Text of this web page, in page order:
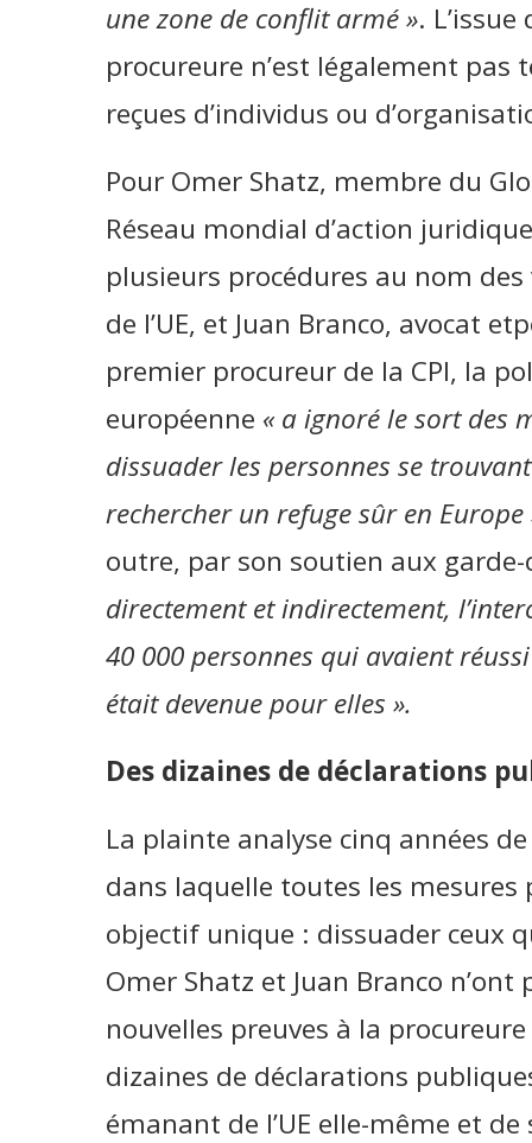
une zone de conflit armé ».
procureure n’est légalement
reçues d’individus ou
Pour Omer Shatz, membre du
Réseau mondial d’action
plusieurs procédures au nom
de l’UE, et Juan Branco, avocat
premier procureur de la CPI, la
européenne « a ignoré le sort des
dissuader les personnes se
rechercher un refuge sûr en
outre, par son soutien aux
directement et indirectement,
40 000 personnes qui avaient
était devenue pour elles ».
Des dizaines de déclarations
La plainte analyse cinq années
dans laquelle toutes les mesures
objectif unique : dissuader ceux
Omer Shatz et Juan Branco
nouvelles preuves à la
dizaines de déclarations
émanant de l’UE elle-même et